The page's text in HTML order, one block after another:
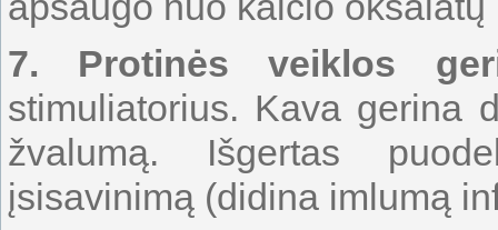
7.
Protinės veiklos
stimuliatorius. Kava gerina
žvalumą. Išgertas
įsisavinimą (didina imlumą